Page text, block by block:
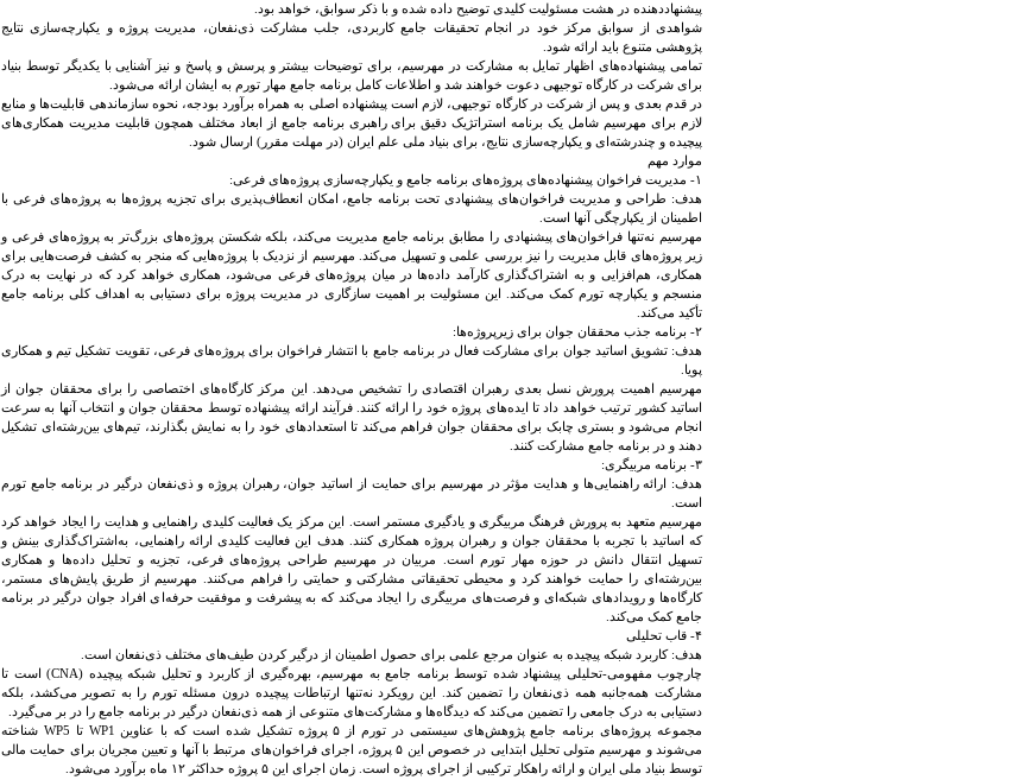
پیشنهاددهنده در هشت مسئولیت کلیدی توضیح داده شده و با ذکر سوابق، خواهد بود.
شواهدی از سوابق مرکز خود در انجام تحقیقات جامع کاربردی، جلب مشارکت ذی‌نفعان، مدیریت پروژه و یکپارچه‌سازی نتایج
پژوهشی متنوع باید ارائه شود.
تمامی پیشنهاده‌های اظهار تمایل به مشارکت در مهرسیم، برای توضیحات بیشتر و پرسش و پاسخ و نیز آشنایی با یکدیگر توسط بنیاد
برای شرکت در کارگاه توجیهی دعوت خواهند شد و اطلاعات کامل برنامه جامع مهار تورم به ایشان ارائه می‌شود.
در قدم بعدی و پس از شرکت در کارگاه توجیهی، لازم است پیشنهاده اصلی به همراه برآورد بودجه، نحوه سازماندهی قابلیت‌ها و منابع
لازم برای مهرسیم شامل یک برنامه استراتژیک دقیق برای راهبری برنامه جامع از ابعاد مختلف همچون قابلیت مدیریت همکاری‌های
پیچیده و چندرشته‌ای و یکپارچه‌سازی نتایج، برای بنیاد ملی علم ایران (در مهلت مقرر) ارسال شود.
موارد مهم
۱- مدیریت فراخوان پیشنهاده‌های پروژه‌های برنامه جامع و یکپارچه‌سازی پروژه‌های فرعی:
هدف: طراحی و مدیریت فراخوان‌های پیشنهادی تحت برنامه جامع، امکان انعطاف‌پذیری برای تجزیه پروژه‌ها به پروژه‌های فرعی با
اطمینان از یکپارچگی آنها است.
مهرسیم نه‌تنها فراخوان‌های پیشنهادی را مطابق برنامه جامع مدیریت می‌کند، بلکه شکستن پروژه‌های بزرگ‌تر به پروژه‌های فرعی و
زیر پروژه‌های قابل مدیریت را نیز بررسی علمی و تسهیل می‌کند. مهرسیم از نزدیک با پروژه‌هایی که منجر به کشف فرصت‌هایی برای
همکاری، هم‌افزایی و به اشتراک‌گذاری کارآمد داده‌ها در میان پروژه‌های فرعی می‌شود، همکاری خواهد کرد که در نهایت به درک
منسجم و یکپارچه تورم کمک می‌کند. این مسئولیت بر اهمیت سازگاری در مدیریت پروژه برای دستیابی به اهداف کلی برنامه جامع
تأکید می‌کند.
۲- برنامه جذب محققان جوان برای زیرپروژه‌ها:
هدف: تشویق اساتید جوان برای مشارکت فعال در برنامه جامع با انتشار فراخوان برای پروژه‌های فرعی، تقویت تشکیل تیم و همکاری
پویا.
مهرسیم اهمیت پرورش نسل بعدی رهبران اقتصادی را تشخیص می‌دهد. این مرکز کارگاه‌های اختصاصی را برای محققان جوان از
اساتید کشور ترتیب خواهد داد تا ایده‌های پروژه خود را ارائه کنند. فرآیند ارائه پیشنهاده توسط محققان جوان و انتخاب آنها به سرعت
انجام می‌شود و بستری چابک برای محققان جوان فراهم می‌کند تا استعدادهای خود را به نمایش بگذارند، تیم‌های بین‌رشته‌ای تشکیل
دهند و در برنامه جامع مشارکت کنند.
۳- برنامه مربیگری:
هدف: ارائه راهنمایی‌ها و هدایت مؤثر در مهرسیم برای حمایت از اساتید جوان، رهبران پروژه و ذی‌نفعان درگیر در برنامه جامع تورم
است.
مهرسیم متعهد به پرورش فرهنگ مربیگری و یادگیری مستمر است. این مرکز یک فعالیت کلیدی راهنمایی و هدایت را ایجاد خواهد کرد
که اساتید با تجربه با محققان جوان و رهبران پروژه همکاری کنند. هدف این فعالیت کلیدی ارائه راهنمایی، به‌اشتراک‌گذاری بینش و
تسهیل انتقال دانش در حوزه مهار تورم است. مربیان در مهرسیم طراحی پروژه‌های فرعی، تجزیه و تحلیل داده‌ها و همکاری
بین‌رشته‌ای را حمایت خواهند کرد و محیطی تحقیقاتی مشارکتی و حمایتی را فراهم می‌کنند. مهرسیم از طریق پایش‌های مستمر،
کارگاه‌ها و رویدادهای شبکه‌ای و فرصت‌های مربیگری را ایجاد می‌کند که به پیشرفت و موفقیت حرفه‌ای افراد جوان درگیر در برنامه
جامع کمک می‌کند.
۴- قاب تحلیلی
هدف: کاربرد شبکه پیچیده به عنوان مرجع علمی برای حصول اطمینان از درگیر کردن طیف‌های مختلف ذی‌نفعان است.
چارچوب مفهومی-تحلیلی پیشنهاد شده توسط برنامه جامع به مهرسیم، بهره‌گیری از کاربرد و تحلیل شبکه پیچیده (CNA) است تا
مشارکت همه‌جانبه همه ذی‌نفعان را تضمین کند. این رویکرد نه‌تنها ارتباطات پیچیده درون مسئله تورم را به تصویر می‌کشد، بلکه
دستیابی به درک جامعی را تضمین می‌کند که دیدگاه‌ها و مشارکت‌های متنوعی از همه ذی‌نفعان درگیر در برنامه جامع را در بر می‌گیرد.
مجموعه پروژه‌های برنامه جامع پژوهش‌های سیستمی در تورم از ۵ پروژه تشکیل شده است که با عناوین WP1 تا WP5 شناخته
می‌شوند و مهرسیم متولی تحلیل ابتدایی در خصوص این ۵ پروژه، اجرای فراخوان‌های مرتبط با آنها و تعیین مجریان برای حمایت مالی
توسط بنیاد ملی ایران و ارائه راهکار ترکیبی از اجرای پروژه است. زمان اجرای این ۵ پروژه حداکثر ۱۲ ماه برآورد می‌شود.